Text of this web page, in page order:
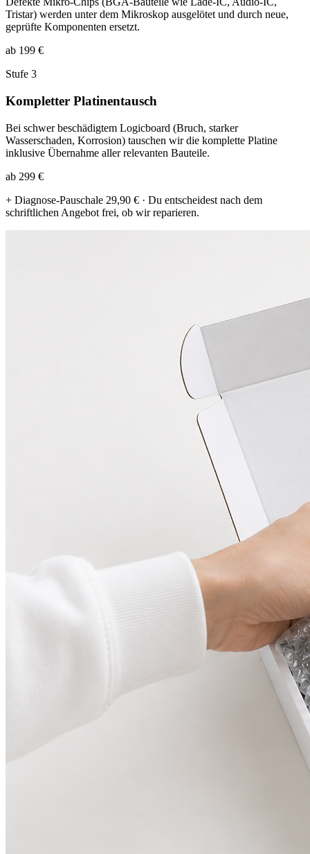
Tristar) werden unter dem Mikroskop ausgelötet und durch neue,
geprüfte Komponenten ersetzt.
ab 199 €
Stufe 3
Kompletter Platinentausch
Bei schwer beschädigtem Logicboard (Bruch, starker
Wasserschaden, Korrosion) tauschen wir die komplette Platine
inklusive Übernahme aller relevanten Bauteile.
ab 299 €
+ Diagnose-Pauschale 29,90 € · Du entscheidest nach dem
schriftlichen Angebot frei, ob wir reparieren.